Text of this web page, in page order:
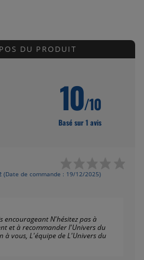
DU PRODUIT
10/10
Basé sur 1 avis
(Date de commande : 19/12/2025)
N'hésitez pas à
et à recommander l'Univers du
à vous, L'équipe de L'Univers du